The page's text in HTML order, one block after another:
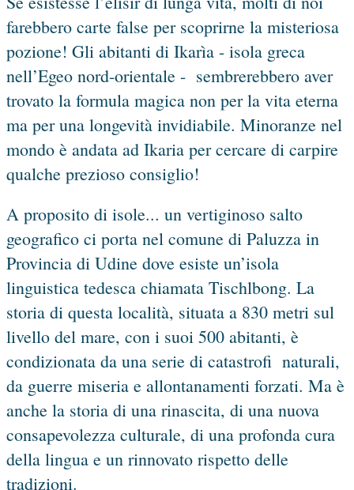
farebbero carte false per scoprirne la misteriosa
pozione! Gli abitanti di Ikarìa - isola greca
nell’Egeo nord-orientale - sembrerebbero aver
trovato la formula magica non per la vita eterna
ma per una longevità invidiabile. Minoranze nel
mondo è andata ad Ikaria per cercare di carpire
qualche prezioso consiglio!
A proposito di isole... un vertiginoso salto
geografico ci porta nel comune di Paluzza in
Provincia di Udine dove esiste un’isola
linguistica tedesca chiamata Tischlbong. La
storia di questa località, situata a 830 metri sul
livello del mare, con i suoi 500 abitanti, è
condizionata da una serie di catastrofi naturali,
da guerre miseria e allontanamenti forzati. Ma è
anche la storia di una rinascita, di una nuova
consapevolezza culturale, di una profonda cura
della lingua e un rinnovato rispetto delle
tradizioni.